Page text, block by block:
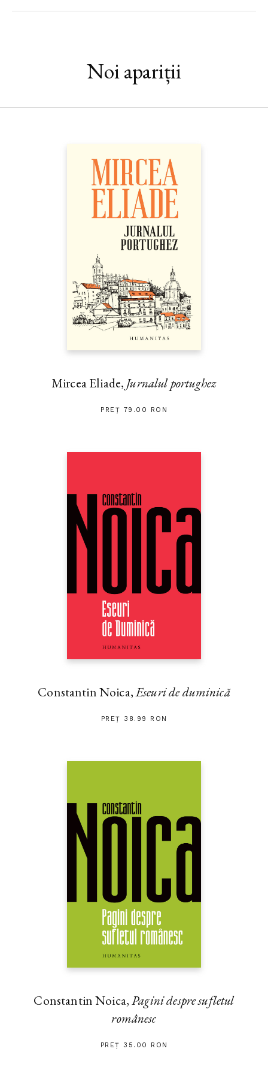
Împărat, filozof și general, Marcus Aurelius întruchipează unul
dintre cele mai complexe destine ale Antichității. Romanul
educație și parcursul politic până la campaniile militare, intrigile
ce impresionează atât prin forța artistică și narativă, cât și prin
acuratețea informației și bogăția detaliului – textual și vizual.
Fiecare pagină este construită cu un desăvârșit respect pentru
adevăr și izvoarele istorice, oferindu-ne o biografie completă,
precis documentată și cât se poate de fidelă. Este în aceeași
măsură o experiență narativă captivantă pentru pasionații de
istorie sau de cultură clasică – și pentru noi toți, cei care avem
nevoie de modele și sfaturi în continua căutare de sine.
„Donald Robertson este unul dintre autorii mei preferați dintre
experții în stoicism.“ — RYAN HOLIDAY
Noi apariții
Mircea Eliade, Jurnalul portughez
PREȚ 79.00 RON
Constantin Noica,Eseuri de duminică
PREȚ 38.99 RON
Constantin Noica,Pagini despre sufletul
românesc
PREȚ 35.00 RON